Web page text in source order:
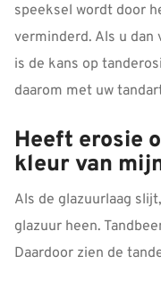
speeksel wordt door
verminderd. Als u
is de kans op
daarom met uw
Heeft erosie
kleur van
Als de glazuurlaag
glazuur heen.
Daardoor zien de